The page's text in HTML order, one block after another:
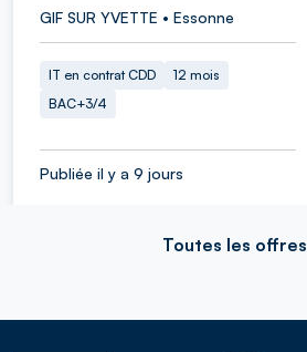
GIF SUR YVETTE • Essonne
IT en contrat CDD
12 mois
BAC+3/4
Publiée il y a 9 jours
Toutes les offres